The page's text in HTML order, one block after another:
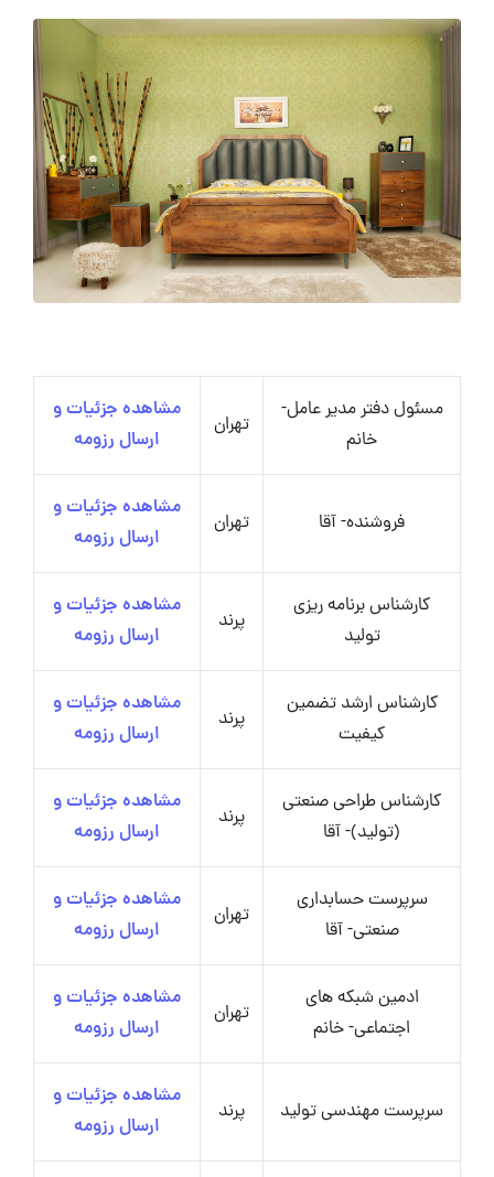
مسئول دفتر مدیر عامل-
خانم
تهران
مشاهده جزئیات و
ارسال رزومه
فروشنده- آقا تهران
مشاهده جزئیات و
ارسال رزومه
کارشناس برنامه ریزی
تولید
پرند
مشاهده جزئیات و
ارسال رزومه
کارشناس ارشد تضمین
کیفیت
پرند
مشاهده جزئیات و
ارسال رزومه
کارشناس طراحی صنعتی
(تولید)- آقا
پرند
مشاهده جزئیات و
ارسال رزومه
سرپرست حسابداری
صنعتی- آقا
تهران
مشاهده جزئیات و
ارسال رزومه
ادمین شبکه های
اجتماعی- خانم
تهران
مشاهده جزئیات و
ارسال رزومه
سرپرست مهندسی تولید پرند
مشاهده جزئیات و
ارسال رزومه